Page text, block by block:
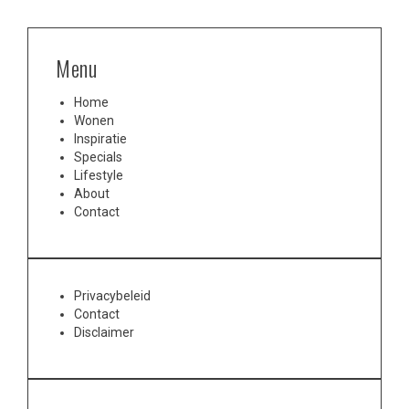
Menu
Home
Wonen
Inspiratie
Specials
Lifestyle
About
Contact
Privacybeleid
Contact
Disclaimer